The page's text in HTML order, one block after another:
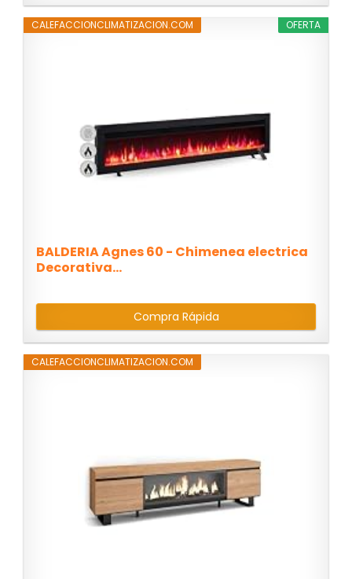
OFERTA
CALEFACCIONCLIMATIZACION.COM
BALDERIA Agnes 60 - Chimenea electrica
Decorativa...
Compra Rápida
CALEFACCIONCLIMATIZACION.COM